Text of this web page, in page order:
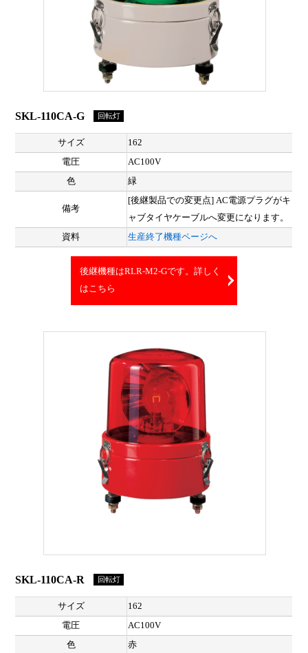
SKL-110CA-G 回転灯
サイズ
162
電圧
AC100V
色
緑
備考
[後継製品での変更点] AC電源プラグがキ
ャブタイヤケーブルへ変更になります。
資料
生産終了機種ページへ
後継機種はRLR-M2-Gです。詳しく
はこちら
SKL-110CA-R 回転灯
サイズ
162
電圧
AC100V
色
赤